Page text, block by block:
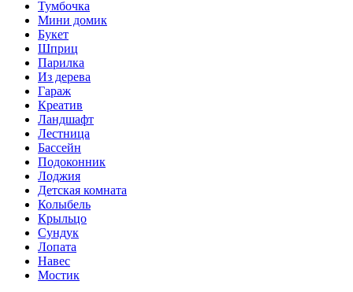
Тумбочка
Мини домик
Букет
Шприц
Парилка
Из дерева
Гараж
Креатив
Ландшафт
Лестница
Бассейн
Подоконник
Лоджия
Детская комната
Колыбель
Крыльцо
Сундук
Лопата
Навес
Мостик